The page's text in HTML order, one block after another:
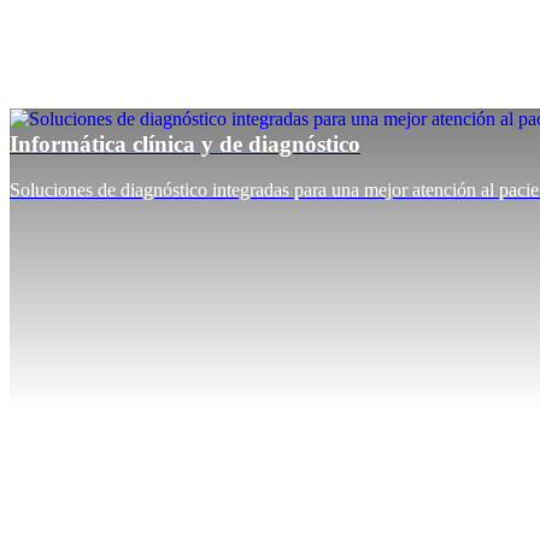
Informática clínica y de diagnóstico
Soluciones de diagnóstico integradas para una mejor atención al